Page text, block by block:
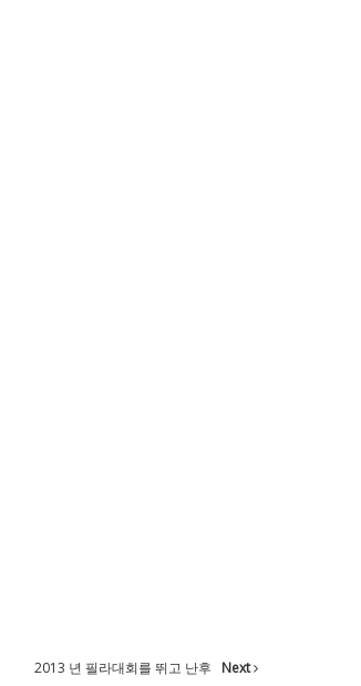
2013 년 필라대회를 뛰고 난후 Next